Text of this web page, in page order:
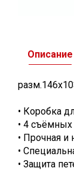
Описание
• Коробка
• 4
• Прочная и
•
• Защита